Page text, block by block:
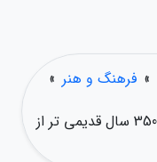
» فرهنگ و هنر »
کشف آثار باستانی در پرو با قدمت 3500 سال قدیمی تر از